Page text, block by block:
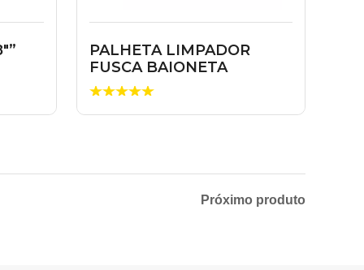
PALHETA LIMPADOR
FUSCA BAIONETA
Próximo produto